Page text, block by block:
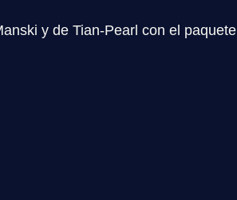
y de Tian-Pearl con el paquete